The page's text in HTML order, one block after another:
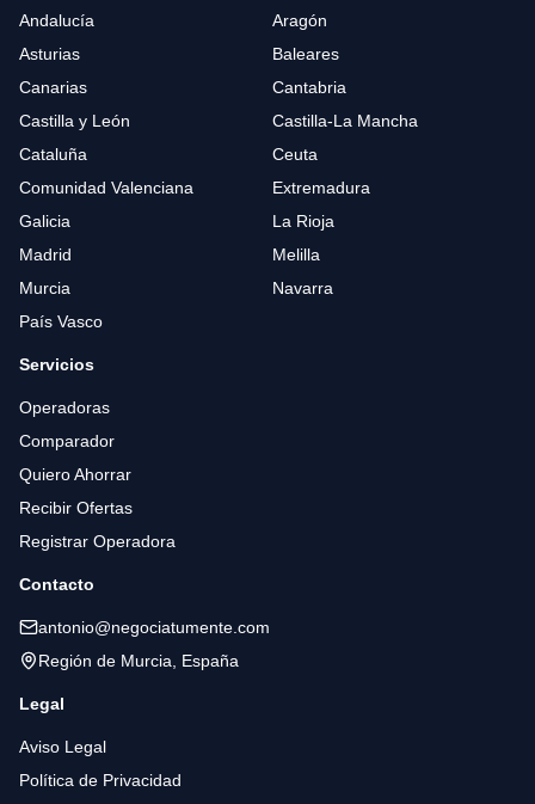
Andalucía
Aragón
Asturias
Baleares
Canarias
Cantabria
Castilla y León
Castilla-La Mancha
Cataluña
Ceuta
Comunidad Valenciana
Extremadura
Galicia
La Rioja
Madrid
Melilla
Murcia
Navarra
País Vasco
Servicios
Operadoras
Comparador
Quiero Ahorrar
Recibir Ofertas
Registrar Operadora
Contacto
antonio@negociatumente.com
Región de Murcia, España
Legal
Aviso Legal
Política de Privacidad